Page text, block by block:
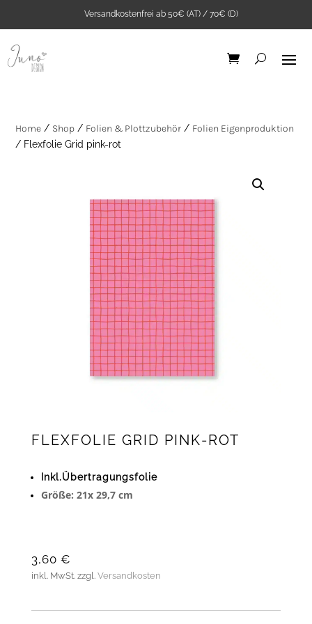
Versandkostenfrei ab 50€ (AT) / 70€ (D)
Home / Shop / Folien & Plottzubehör / Folien Eigenproduktion
/ Flexfolie Grid pink-rot
FLEXFOLIE GRID PINK-ROT
Inkl.Übertragungsfolie
Größe: 21x 29,7 cm
3,60 €
inkl. MwSt. zzgl. Versandkosten